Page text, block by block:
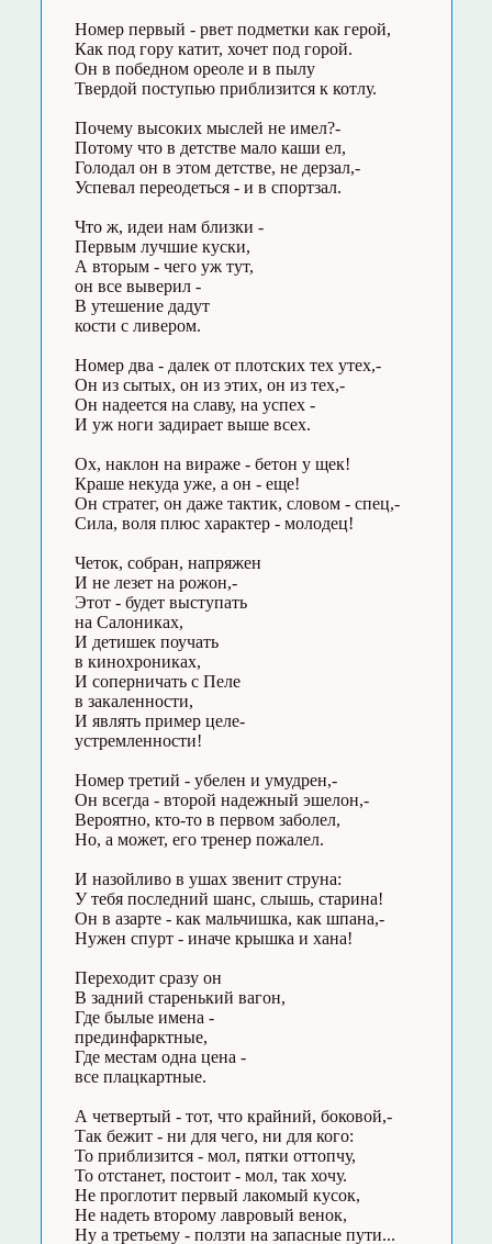
Номер первый - рвет подметки как герой,
Как под гору катит, хочет под горой.
Он в победном ореоле и в пылу
Твердой поступью приблизится к котлу.
Почему высоких мыслей не имел?-
Потому что в детстве мало каши ел,
Голодал он в этом детстве, не дерзал,-
Успевал переодеться - и в спортзал.
Что ж, идеи нам близки -
Первым лучшие куски,
А вторым - чего уж тут,
он все выверил -
В утешение дадут
кости с ливером.
Номер два - далек от плотских тех утех,-
Он из сытых, он из этих, он из тех,-
Он надеется на славу, на успех -
И уж ноги задирает выше всех.
Ох, наклон на вираже - бетон у щек!
Краше некуда уже, а он - еще!
Он стратег, он даже тактик, словом - спец,-
Сила, воля плюс характер - молодец!
Четок, собран, напряжен
И не лезет на рожон,-
Этот - будет выступать
на Салониках,
И детишек поучать
в кинохрониках,
И соперничать с Пеле
в закаленности,
И являть пример целе-
устремленности!
Номер третий - убелен и умудрен,-
Он всегда - второй надежный эшелон,-
Вероятно, кто-то в первом заболел,
Но, а может, его тренер пожалел.
И назойливо в ушах звенит струна:
У тебя последний шанс, слышь, старина!
Он в азарте - как мальчишка, как шпана,-
Нужен спурт - иначе крышка и хана!
Переходит сразу он
В задний старенький вагон,
Где былые имена -
прединфарктные,
Где местам одна цена -
все плацкартные.
А четвертый - тот, что крайний, боковой,-
Так бежит - ни для чего, ни для кого:
То приблизится - мол, пятки оттопчу,
То отстанет, постоит - мол, так хочу.
Не проглотит первый лакомый кусок,
Не надеть второму лавровый венок,
Ну а третьему - ползти на запасные пути...